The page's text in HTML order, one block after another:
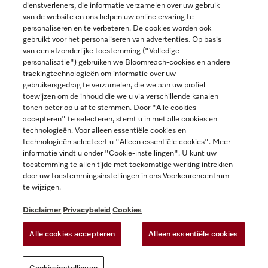
Disclaimer
Algemene voorwaarden en informatie
Privacybeleid
Gebruiksvoorwaarden
Toegankelijkheidsverklaring
Digital Services Act
Cookie-instellingen
Miele op Instagram
Miele op Facebook
Miele op Youtube
dienstverleners, die informatie verzamelen over uw gebruik
van de website en ons helpen uw online ervaring te
personaliseren en te verbeteren. De cookies worden ook
gebruikt voor het personaliseren van advertenties. Op basis
van een afzonderlijke toestemming ("Volledige
personalisatie") gebruiken we Bloomreach-cookies en andere
trackingtechnologieën om informatie over uw
gebruikersgedrag te verzamelen, die we aan uw profiel
toewijzen om de inhoud die we u via verschillende kanalen
tonen beter op u af te stemmen. Door "Alle cookies
accepteren" te selecteren, stemt u in met alle cookies en
technologieën. Voor alleen essentiële cookies en
technologieën selecteert u "Alleen essentiële cookies". Meer
informatie vindt u onder "Cookie-instellingen". U kunt uw
toestemming te allen tijde met toekomstige werking intrekken
door uw toestemmingsinstellingen in ons Voorkeurencentrum
te wijzigen.
Disclaimer Privacybeleid Cookies
Alle cookies accepteren Alleen essentiële cookies